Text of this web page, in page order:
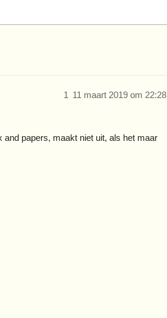
11 maart 2019 om 22:28
1
papers, maakt niet uit, als het maar